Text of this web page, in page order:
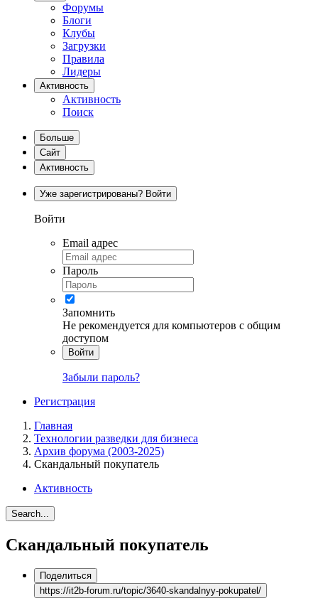
Форумы
Блоги
Клубы
Загрузки
Правила
Лидеры
Активность
Активность
Поиск
Больше
Сайт
Активность
Уже зарегистрированы? Войти
Войти
Email адрес
Пароль
Запомнить
Не рекомендуется для компьютеров с общим
доступом
Войти
Забыли пароль?
Регистрация
Главная
Технологии разведки для бизнеса
Архив форума (2003-2025)
Скандальный покупатель
Активность
Search...
Скандальный покупатель
Поделиться
https://it2b-forum.ru/topic/3640-skandalnyy-pokupatel/